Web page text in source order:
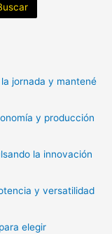
jornada y mantené
y producción
la innovación
y versatilidad
elegir